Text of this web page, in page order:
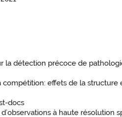
détection précoce de
effets de la structure
docs
à haute résolution